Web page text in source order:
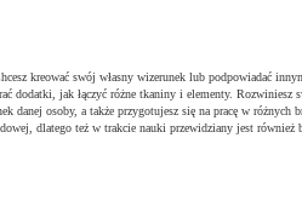
kreować swój własny wizerunek lub podpowiadać
dodatki, jak łączyć różne tkaniny i elementy. Rozwiniesz
osoby, a także przygotujesz się na pracę w różnych
dlatego też w trakcie nauki przewidziany jest również